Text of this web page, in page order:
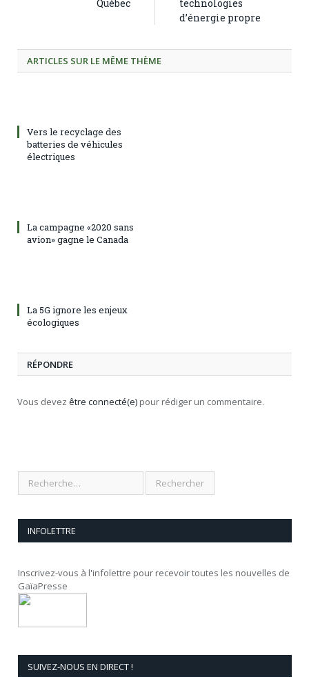
Québec
technologies
d’énergie propre
ARTICLES SUR LE MÊME THÈME
Vers le recyclage des
batteries de véhicules
électriques
La campagne «2020 sans
avion» gagne le Canada
La 5G ignore les enjeux
écologiques
RÉPONDRE
Vous devez être connecté(e) pour rédiger un commentaire.
INFOLETTRE
Inscrivez-vous à l'infolettre pour recevoir toutes les nouvelles de
GaïaPresse
SUIVEZ-NOUS EN DIRECT !